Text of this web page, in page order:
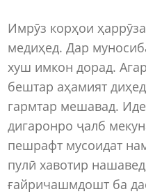
Имрӯз корҳои
медиҳед. Дар
хуш имкон дорад.
бештар аҳамият
гармтар мешавад.
дигаронро ҷалб
пешрафт мусоидат
пулӣ хавотир
ғайричашмдошт ба